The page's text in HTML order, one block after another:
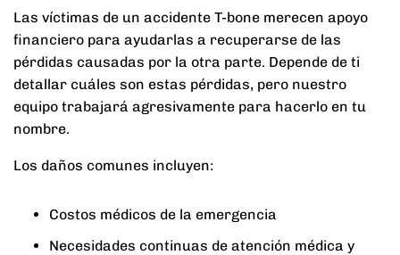
Las víctimas de un accidente T-bone merecen apoyo
financiero para ayudarlas a recuperarse de las
pérdidas causadas por la otra parte. Depende de ti
detallar cuáles son estas pérdidas, pero nuestro
equipo trabajará agresivamente para hacerlo en tu
nombre.
Los daños comunes incluyen:
Costos médicos de la emergencia
Necesidades continuas de atención médica y